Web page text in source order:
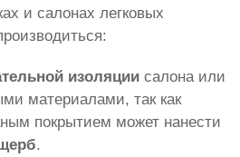
и салонах легковых
изоляции салона или
материалами, так как
покрытием может нанести
.